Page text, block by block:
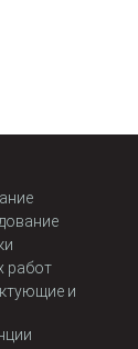
работ
и